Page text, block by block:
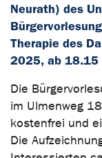
Neurath) des
Therapie des
2025, ab 18.15
Die
im Ulmenweg
kostenfrei und
Die